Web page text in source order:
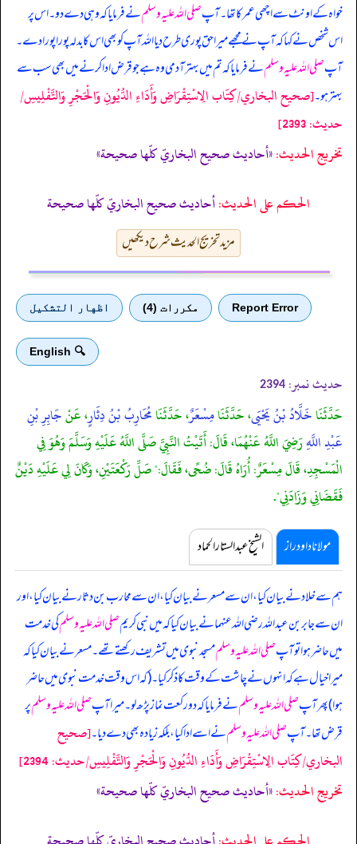
خواہ کے اونٹ سے اچھی عمر کا تھا۔ آپصلی اللہ علیہ وسلمنے فرمایا کہ وہی دے دو۔ اس پر
اس شخص نے کہا کہ آپ نے مجھے میرا حق پوری طرح دیا اللہ آپ کو بھی اس کا بدلہ پورا پورا دے۔
آپصلی اللہ علیہ وسلمنے فرمایا کہ تم میں بہتر آدمی وہ ہے جو قرض ادا کرنے میں بھی سب سے
بہتر ہو۔[صحيح البخاري/كِتَاب الِاسْتِقْرَاضِ وَأَدَاءِ الدُّيُونِ وَالْحَجْرِ وَالتَّفْلِيسِ/
حدیث: 2393]
تخریج الحدیث:«أحاديث صحيح البخاريّ كلّها صحيحة»
الحكم على الحديث:أحاديث صحيح البخاريّ كلّها صحيحة
مزید تخریج الحدیث شرح دیکھیں
Report Error مكررات (4) اظهار التشكيل
🔍 English
حدیث نمبر: 2394
حَدَّثَنَاخَلَّادُ بْنُ يَحْيَى، حَدَّثَنَامِسْعَرٌ، حَدَّثَنَامُحَارِبُ بْنُ دِثَارٍ، عَنْجَابِرِ بْنِ
عَبْدِ اللَّهِرَضِيَ اللَّهُ عَنْهُمَا، قَالَ: أَتَيْتُ النَّبِيَّ صَلَّى اللَّهُ عَلَيْهِ وَسَلَّمَ وَهُوَ فِي
الْمَسْجِدِ، قَالَ مِسْعَرٌ: أُرَاهُ قَالَ: ضُحًى، فَقَالَ:" صَلِّ رَكْعَتَيْنِ، وَكَانَ لِي عَلَيْهِ دَيْنٌ
فَقَضَانِي وَزَادَنِي".
مولانا داود راز الشیخ عبدالستار الحماد
ہم سے خلاد نے بیان کیا، ان سے مسعر نے بیان کیا، ان سے محارب بن دثار نے بیان کیا، اور
ان سے جابر بن عبداللہ رضی اللہ عنہما نے بیان کیا کہمیں نبی کریمصلی اللہ علیہ وسلمکی خدمت
میں حاضر ہوا تو آپصلی اللہ علیہ وسلممسجد نبوی میں تشریف رکھتے تھے۔ مسعر نے بیان کیا کہ
میرا خیال ہے کہ انہوں نے چاشت کے وقت کا ذکر کیا۔ (کہ اس وقت خدمت نبوی میں حاضر
ہوا) پھر آپصلی اللہ علیہ وسلمنے فرمایا کہ دو رکعت نماز پڑھ لو۔ میرا آپصلی اللہ علیہ وسلمپر
قرض تھا۔ آپصلی اللہ علیہ وسلمنے اسے ادا کیا، بلکہ زیادہ بھی دے دیا۔[صحيح
البخاري/كِتَاب الِاسْتِقْرَاضِ وَأَدَاءِ الدُّيُونِ وَالْحَجْرِ وَالتَّفْلِيسِ/حدیث: 2394]
تخریج الحدیث:«أحاديث صحيح البخاريّ كلّها صحيحة»